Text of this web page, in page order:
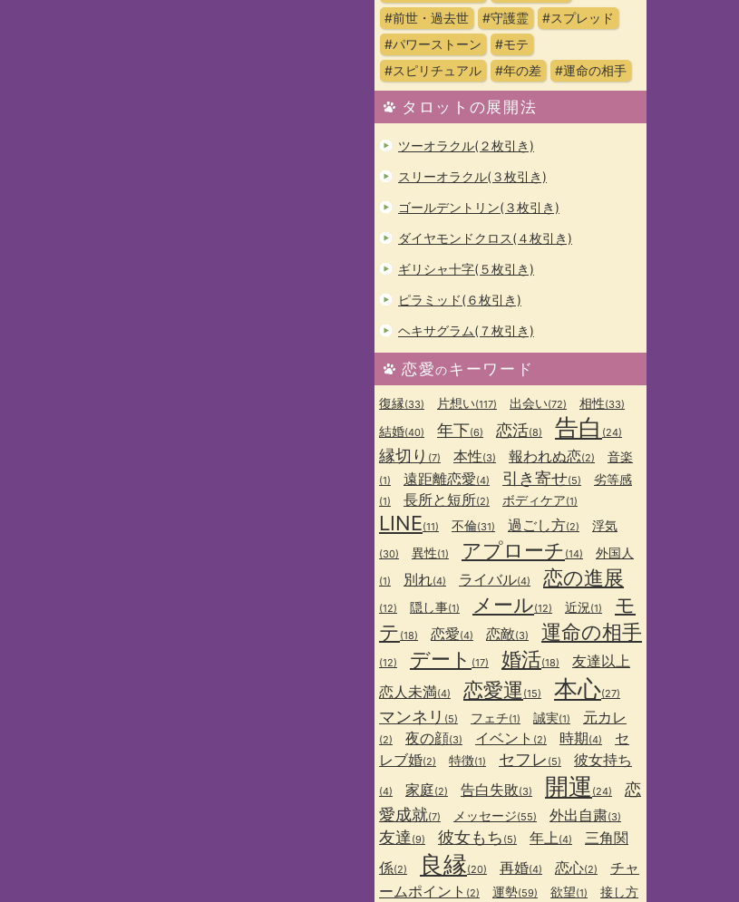
#前世・過去世
#守護霊
#スプレッド
#パワーストーン
#モテ
#スピリチュアル
#年の差 #運命の相手
タロットの展開法
ツーオラクル(２枚引き)
スリーオラクル(３枚引き)
ゴールデントリン(３枚引き)
ダイヤモンドクロス(４枚引き)
ギリシャ十字(５枚引き)
ピラミッド(６枚引き)
ヘキサグラム(７枚引き)
恋愛のキーワード
復縁(33) 片想い(117) 出会い(72) 相性(33)
結婚(40) 年下(6) 恋活(8) 告白 (24)
縁切り (7) 本性(3) 報われぬ恋(2) 音楽
(1) 遠距離恋愛(4) 引き寄せ(5) 劣等感
(1) 長所と短所(2) ボディケア(1)
LINE(11) 不倫(31) 過ごし方(2) 浮気
(30) 異性(1) アプローチ (14) 外国人
(1) 別れ(4) ライバル(4) 恋の進展
(12) 隠し事(1) メール(12) 近況 (1)
モ
テ (18) 恋愛(4) 恋敵(3) 運命の相手
(12) デート (17) 婚活(18)
友達以上
恋人未満(4) 恋愛運 (15) 本心(27)
マンネリ (5) フェチ(1) 誠実(1) 元カレ
(2) 夜の顔(3) イベント (2) 時期(4)
セ
レブ婚(2) 特徴(1) セフレ (5) 彼女持ち
(4) 家庭(2) 告白失敗(3) 開運 (24)
恋
愛成就(7) メッセージ(55) 外出自粛(3)
友達 (9) 彼女もち (5) 年上(4)
三角関
係(2) 良縁(20) 再婚(4) 恋心(2)
チャ
ームポイント (2) 運勢(59) 欲望(1) 接し方